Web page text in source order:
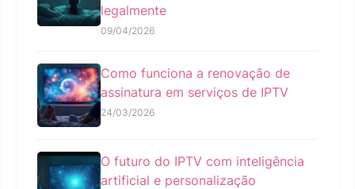
legalmente
09/04/2026
Como funciona a renovação de
assinatura em serviços de IPTV
24/03/2026
O futuro do IPTV com inteligência
artificial e personalização